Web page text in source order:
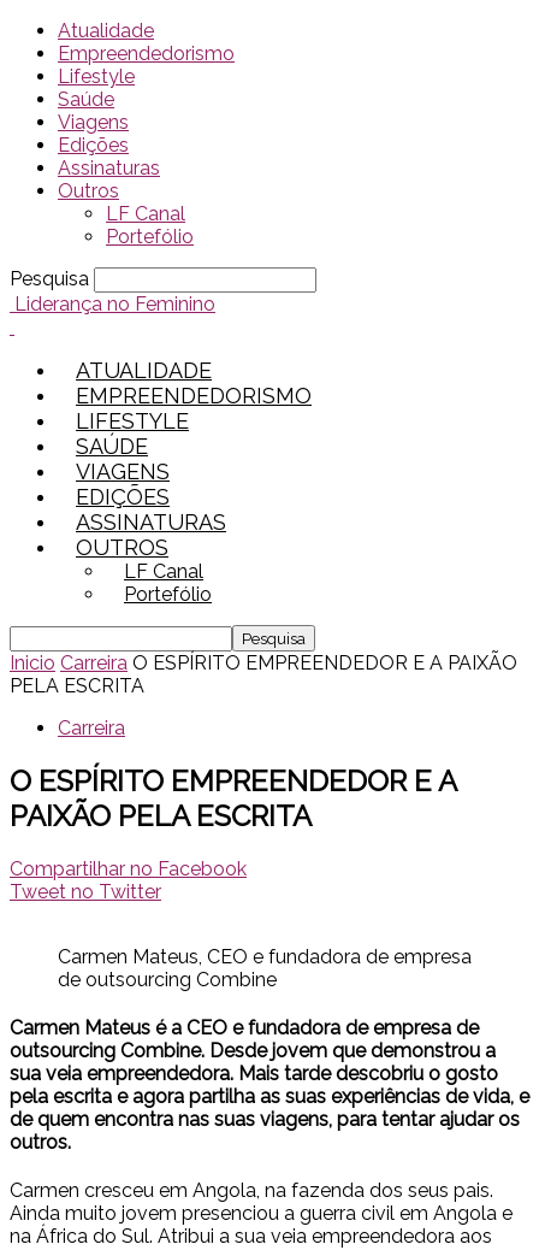
Atualidade
Empreendedorismo
Lifestyle
Saúde
Viagens
Edições
Assinaturas
Outros
LF Canal
Portefólio
Pesquisa
Liderança no Feminino
ATUALIDADE
EMPREENDEDORISMO
LIFESTYLE
SAÚDE
VIAGENS
EDIÇÕES
ASSINATURAS
OUTROS
LF Canal
Portefólio
Inicio Carreira O ESPÍRITO EMPREENDEDOR E A PAIXÃO
PELA ESCRITA
Carreira
O ESPÍRITO EMPREENDEDOR E A
PAIXÃO PELA ESCRITA
Compartilhar no Facebook
Tweet no Twitter
Carmen Mateus, CEO e fundadora de empresa
de outsourcing Combine
Carmen Mateus é a CEO e fundadora de empresa de
outsourcing Combine. Desde jovem que demonstrou a
sua veia empreendedora. Mais tarde descobriu o gosto
pela escrita e agora partilha as suas experiências de vida, e
de quem encontra nas suas viagens, para tentar ajudar os
outros.
Carmen cresceu em Angola, na fazenda dos seus pais.
Ainda muito jovem presenciou a guerra civil em Angola e
na África do Sul. Atribui a sua veia empreendedora aos